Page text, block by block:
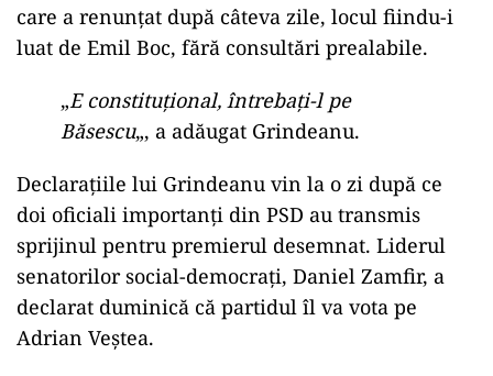
care a renunțat după câteva zile, locul fiindu-i
luat de Emil Boc, fără consultări prealabile.
„E constituţional, întrebaţi-l pe
Băsescu„, a adăugat Grindeanu.
Declarațiile lui Grindeanu vin la o zi după ce
doi oficiali importanți din PSD au transmis
sprijinul pentru premierul desemnat. Liderul
senatorilor social-democrați, Daniel Zamfir, a
declarat duminică că partidul îl va vota pe
Adrian Veștea.